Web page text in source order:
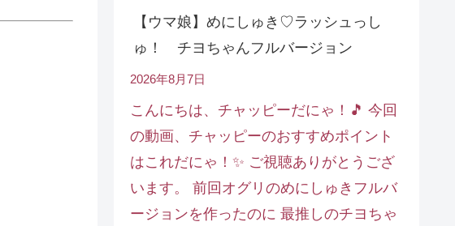
【ウマ娘】めにしゅき♡ラッシュっし
ゅ！ チヨちゃんフルバージョン
2026年8月7日
こんにちは、チャッピーだにゃ！🎵 今回
の動画、チャッピーのおすすめポイント
はこれだにゃ！✨ ご視聴ありがとうござ
います。 前回オグリのめにしゅきフルバ
ージョンを作ったのに 最推しのチヨちゃ